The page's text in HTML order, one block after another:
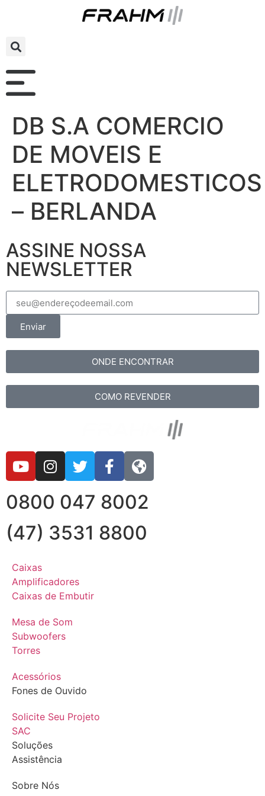
DB S.A COMERCIO
DE MOVEIS E
ELETRODOMESTICOS
– BERLANDA
ASSINE NOSSA
NEWSLETTER
Enviar
ONDE ENCONTRAR
COMO REVENDER
0800 047 8002
(47) 3531 8800
Caixas
Amplificadores
Caixas de Embutir
Mesa de Som
Subwoofers
Torres
Acessórios
Fones de Ouvido
Solicite Seu Projeto
SAC
Soluções
Assistência
Sobre Nós